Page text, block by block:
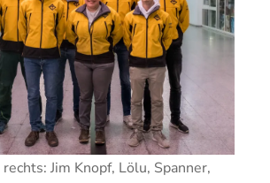
Jim Knopf, Lölu, Spanner,